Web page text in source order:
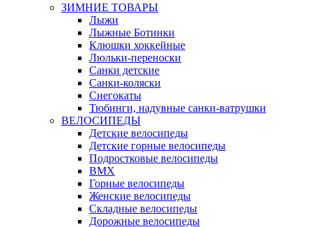
ЗИМНИЕ ТОВАРЫ
Лыжи
Лыжные Ботинки
Клюшки хоккейные
Люльки-переноски
Санки детские
Санки-коляски
Снегокаты
Тюбинги, надувные санки-ватрушки
ВЕЛОСИПЕДЫ
Детские велосипеды
Детские горные велосипеды
Подростковые велосипеды
BMX
Горные велосипеды
Женские велосипеды
Складные велосипеды
Дорожные велосипеды